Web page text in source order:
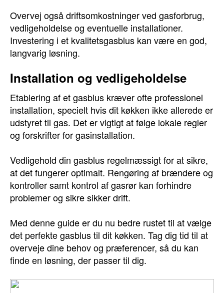
Overvej også driftsomkostninger ved gasforbrug,
vedligeholdelse og eventuelle installationer.
Investering i et kvalitetsgasblus kan være en god,
langvarig løsning.
Installation og vedligeholdelse
Etablering af et gasblus kræver ofte professionel
installation, specielt hvis dit køkken ikke allerede er
udstyret til gas. Det er vigtigt at følge lokale regler
og forskrifter for gasinstallation.
Vedligehold din gasblus regelmæssigt for at sikre,
at det fungerer optimalt. Rengøring af brændere og
kontroller samt kontrol af gasrør kan forhindre
problemer og sikre sikker drift.
Med denne guide er du nu bedre rustet til at vælge
det perfekte gasblus til dit køkken. Tag dig tid til at
overveje dine behov og præferencer, så du kan
finde en løsning, der passer til dig.